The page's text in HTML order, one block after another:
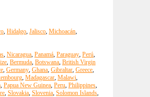
, Hidalgo, Jalisco, Michoacán,
, Nicaragua, Panamá, Paraguay, Perú,
, Bermuda, Botswana, British Virgin
, Germany, Ghana, Gibraltar, Greece,
, Madagascar, Malawi,
, Papua New Guinea, Peru, Philippines,
, Slovakia, Slovenia, Solomon Islands,